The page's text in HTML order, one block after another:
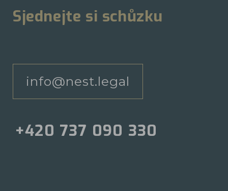
Sjednejte si schůzku
info@nest.legal
+420 737 090 330